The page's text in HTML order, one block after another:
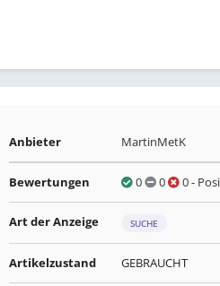
Anbieter MartinMetK
Bewertungen 0 0 0-
Art der Anzeige SUCHE
Artikelzustand GEBRAUCHT